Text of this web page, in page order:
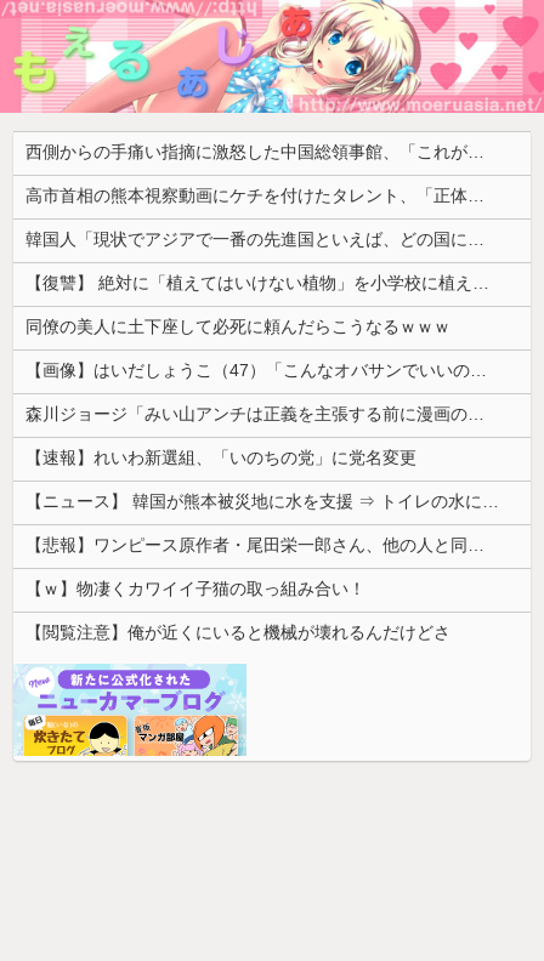
西側からの手痛い指摘に激怒した中国総領事館、「これが米国人Youtuberが紹介する本当の中国だ」と動画を公開するも……
高市首相の熊本視察動画にケチを付けたタレント、「正体バレバレよな」と黒電話の呼び方であっさりと……
韓国人「現状でアジアで一番の先進国といえば、どの国になるんだ？やはり日本という認識なのだろうか？」
【復讐】 絶対に「植えてはいけない植物」を小学校に植えた→20年経って見に行くと…「！？」衝撃の光景が・・・
同僚の美人に土下座して必死に頼んだらこうなるｗｗｗ
【画像】はいだしょうこ（47）「こんなオバサンでいいの…？」
森川ジョージ「みい山アンチは正義を主張する前に漫画の無断転載をやめろよ」←これwwww
【速報】れいわ新選組、「いのちの党」に党名変更
【ニュース】 韓国が熊本被災地に水を支援 ⇒ トイレの水にｗｗｗｗｗｗｗ
【悲報】ワンピース原作者・尾田栄一郎さん、他の人と同じ「漫画家」という肩書きに不満
【ｗ】物凄くカワイイ子猫の取っ組み合い！
【閲覧注意】俺が近くにいると機械が壊れるんだけどさ